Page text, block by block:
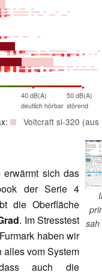
40 dB(A)
deutlich hörbar
50 dB(A)
störend
Voltcraft sl-320
sah
erwärmt sich das
der Serie 4
die Oberfläche
. Im Stresstest
haben wir
alles vom System
auch die